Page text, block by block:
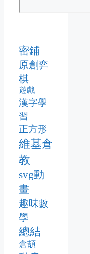
密鋪
原創弈
棋
遊戲
漢字學
習
正方形
維基倉
教
svg動
畫
趣味數
學
總結
倉頡